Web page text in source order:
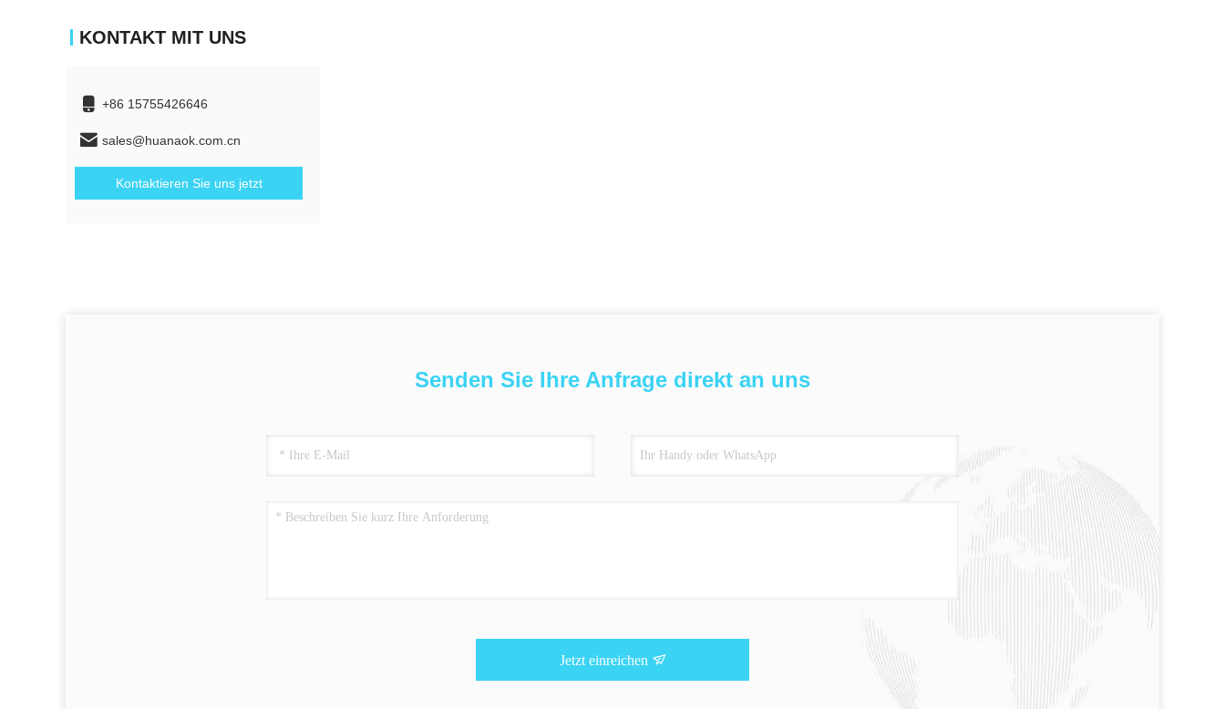
KONTAKT MIT UNS
+86 15755426646
sales@huanaok.com.cn
Kontaktieren Sie uns jetzt
Senden Sie Ihre Anfrage direkt an uns
Jetzt einreichen